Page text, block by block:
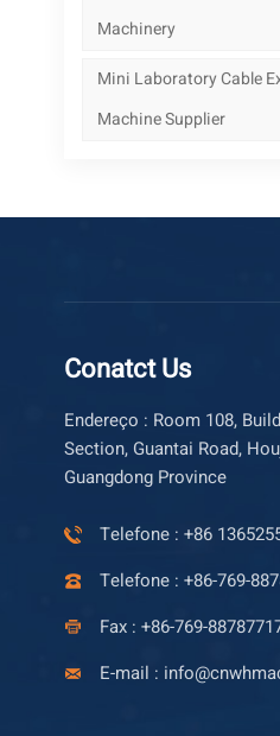
Machinery
Mini Laboratory Cable
Machine Supplier
Conatct Us
Endereço : Room 108, Building 2, No. 763, Houjie
Section, Guantai Road,
Guangdong Province
Telefone : +86
Telefone : +86-769-
Fax : +86-769-
E-mail :